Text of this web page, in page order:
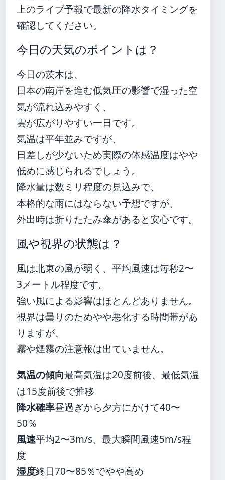
上のライブ予報で最新の降水タイミングを
確認してください。
今日の天気のポイントは？
今日の茨木は、
日本の南岸を進む低気圧の影響で湿った空
気が流れ込みやすく、
雲が広がりやすい一日です。
気温は平年並みですが、
日差しが少ないため実際の体感温度はやや
低めに感じられるでしょう。
降水量は数ミリ程度の見込みで、
本格的な雨にはならない予想ですが、
外出時は折りたたみ傘があると安心です。
風や視界の状態は？
風は北東の風が弱く、平均風速は毎秒2〜
3メートル程度です。
強い風による影響はほとんどありません。
視界は曇りのためやや悪化する時間帯があ
りますが、
霧や煙霧の注意報は出ていません。
気温の傾向最高気温は20度前後、最低気温
は15度前後で推移
降水確率昼過ぎから夕方にかけて40〜
50％
風速平均2〜3m/s、最大瞬間風速5m/s程
度
湿度終日70〜85％でやや高め